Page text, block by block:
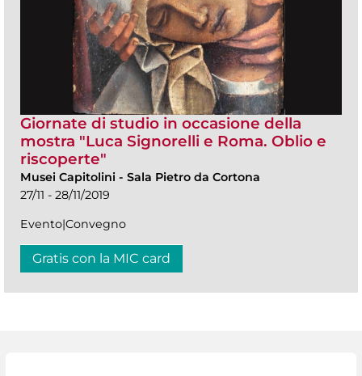
Giornate di studio in occasione della
mostra "Luca Signorelli e Roma. Oblio e
riscoperte"
Musei Capitolini - Sala Pietro da Cortona
27/11 - 28/11/2019
Evento|Convegno
Gratis con la MIC card